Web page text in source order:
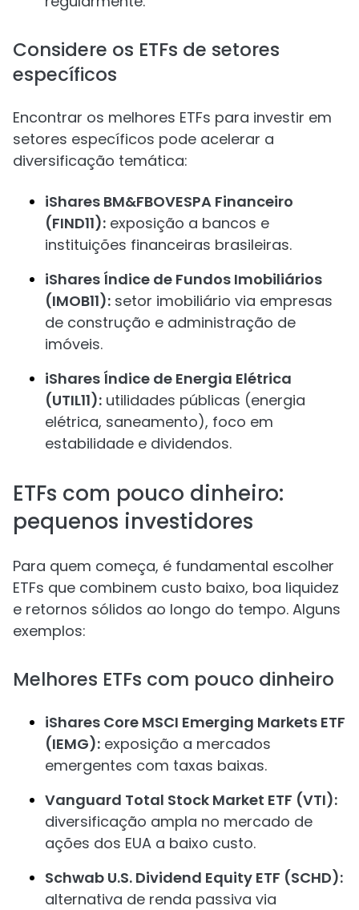
Considere os ETFs de setores
específicos
Encontrar os melhores ETFs para investir em
setores específicos pode acelerar a
diversificação temática:
iShares BM&FBOVESPA Financeiro
(FIND11): exposição a bancos e
instituições financeiras brasileiras.
iShares Índice de Fundos Imobiliários
(IMOB11): setor imobiliário via empresas
de construção e administração de
imóveis.
iShares Índice de Energia Elétrica
(UTIL11): utilidades públicas (energia
elétrica, saneamento), foco em
estabilidade e dividendos.
ETFs com pouco dinheiro:
pequenos investidores
Para quem começa, é fundamental escolher
ETFs que combinem custo baixo, boa liquidez
e retornos sólidos ao longo do tempo. Alguns
exemplos:
Melhores ETFs com pouco dinheiro
iShares Core MSCI Emerging Markets ETF
(IEMG): exposição a mercados
emergentes com taxas baixas.
Vanguard Total Stock Market ETF (VTI):
diversificação ampla no mercado de
ações dos EUA a baixo custo.
Schwab U.S. Dividend Equity ETF (SCHD):
alternativa de renda passiva via